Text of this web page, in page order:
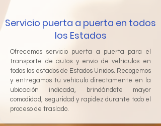
Servicio puerta a puerta en todos
los Estados
Ofrecemos servicio puerta a puerta para el
transporte de autos y envío de vehículos en
todos los estados de Estados Unidos. Recogemos
y entregamos tu vehículo directamente en la
ubicación indicada, brindándote mayor
comodidad, seguridad y rapidez durante todo el
proceso de traslado.